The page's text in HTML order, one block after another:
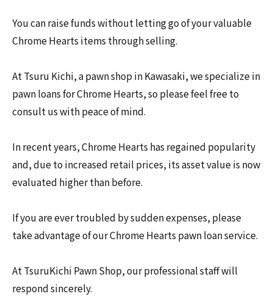
You can raise funds without letting go of your valuable
Chrome Hearts items through selling.
At Tsuru Kichi, a pawn shop in Kawasaki, we specialize in
pawn loans for Chrome Hearts, so please feel free to
consult us with peace of mind.
In recent years, Chrome Hearts has regained popularity
and, due to increased retail prices, its asset value is now
evaluated higher than before.
If you are ever troubled by sudden expenses, please
take advantage of our Chrome Hearts pawn loan service.
At TsuruKichi Pawn Shop, our professional staff will
respond sincerely.